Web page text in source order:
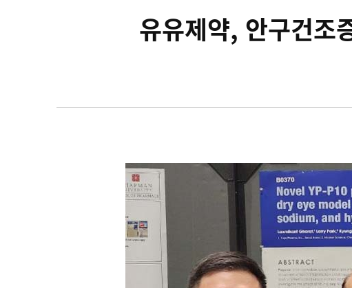
유유제약, 안구건조